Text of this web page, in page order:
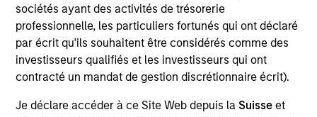
sociétés ayant des activités de trésorerie
professionnelle, les particuliers fortunés qui ont déclaré
par écrit qu'ils souhaitent être considérés comme des
investisseurs qualifiés et les investisseurs qui ont
contracté un mandat de gestion discrétionnaire écrit).
Je déclare accéder à ce Site Web depuis la Suisse et
Stella Ma is a portfolio manager on the Broad
Markets Fixed Income team. She manages US and
Global Investment Grade Credit, and US Multi Sector
portfolios. Stella began her career in the investment
industry at Morgan Stanley in 2016. She earned a